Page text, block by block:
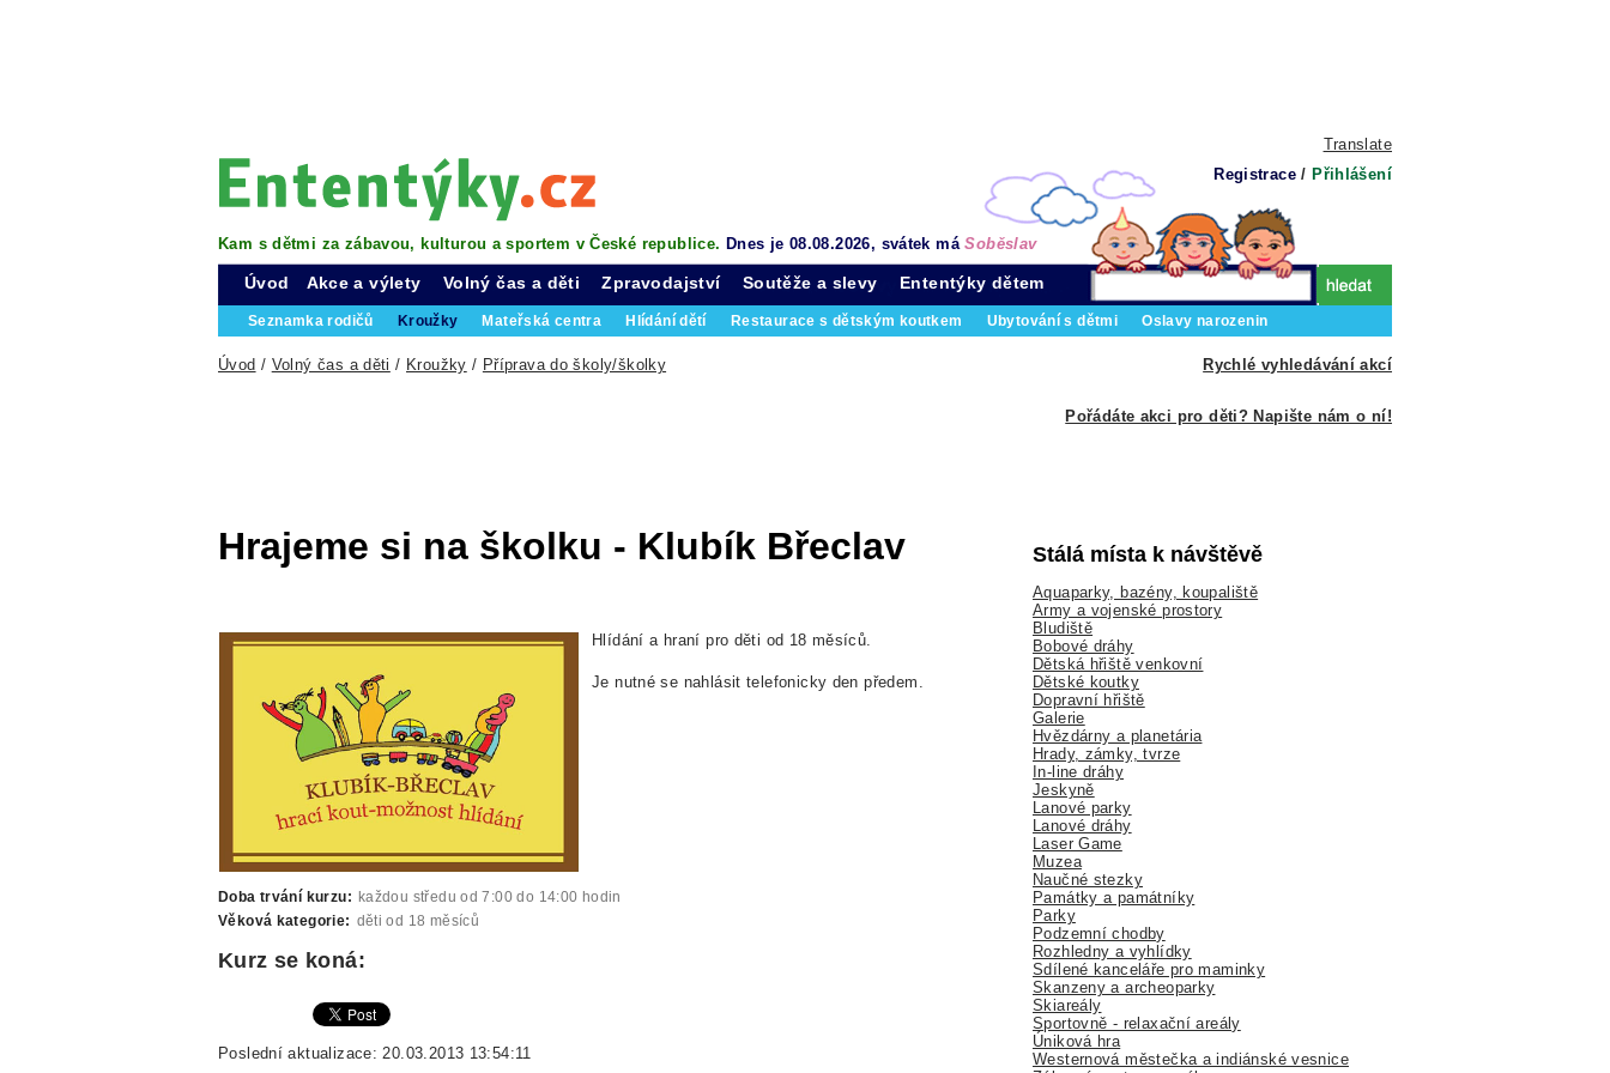
Translate
Registrace / Přihlášení
Kam s dětmi za zábavou, kulturou a sportem v České republice. Dnes je 08.08.2026, svátek máSoběslav
Úvod Akce a výlety Volný čas a děti
Seznamka rodičů Kroužky Mateřská centra Hlídání dětí Restaurace s dětským koutkem Ubytování s dětmi Oslavy narozenin
Zpravodajství Soutěže a slevy Ententýky dětem
Rychlé vyhledávání akcí
Úvod / Volný čas a děti / Kroužky / Příprava do školy/školky
Pořádáte akci pro děti? Napište nám o ní!
Hrajeme si na školku - Klubík Břeclav
Hlídání a hraní pro děti od 18 měsíců.
Je nutné se nahlásit telefonicky den předem.
Doba trvání kurzu:
každou středu od 7:00 do 14:00 hodin
Věková kategorie: děti od 18 měsíců
Kurz se koná:
Poslední aktualizace: 20.03.2013 13:54:11
Stálá místa k návštěvě
Aquaparky, bazény, koupaliště
Army a vojenské prostory
Bludiště
Bobové dráhy
Dětská hřiště venkovní
Dětské koutky
Dopravní hřiště
Galerie
Hvězdárny a planetária
Hrady, zámky, tvrze
In-line dráhy
Jeskyně
Lanové parky
Lanové dráhy
Laser Game
Muzea
Naučné stezky
Památky a památníky
Parky
Podzemní chodby
Rozhledny a vyhlídky
Sdílené kanceláře pro maminky
Skanzeny a archeoparky
Skiareály
Sportovně - relaxační areály
Úniková hra
Westernová městečka a indiánské vesnice